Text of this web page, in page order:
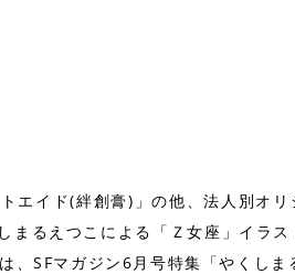
イド(絆創膏)」の他、法人別オリ
るえつこによる「Ｚ女座」イラ
SFマガジン6月号特集「やくしま